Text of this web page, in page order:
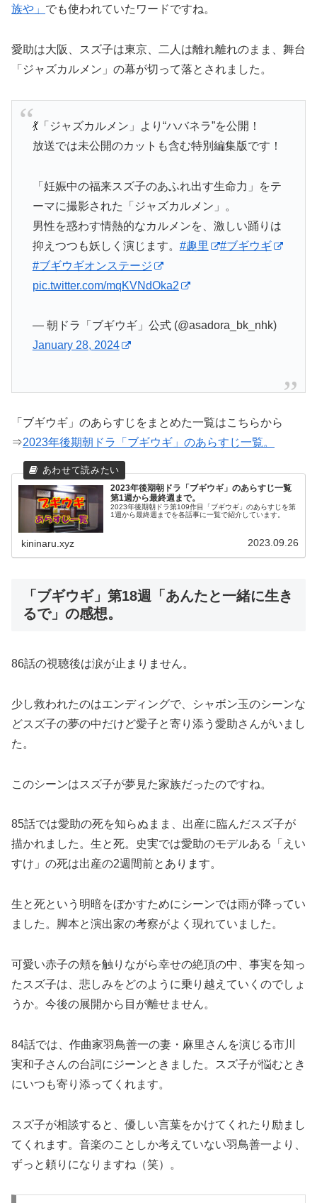
族や」 でも使われていたワードですね。
愛助は大阪、スズ子は東京、二人は離れ離れのまま、舞台
「ジャズカルメン」の幕が切って落とされました。
💃「ジャズカルメン」より“ハバネラ”を公開！
放送では未公開のカットも含む特別編集版です！
「妊娠中の福来スズ子のあふれ出す生命力」をテ
ーマに撮影された「ジャズカルメン」。
男性を惑わす情熱的なカルメンを、激しい踊りは
抑えつつも妖しく演じます。 #趣里
#ブギウギ
#ブギウギオンステージ
pic.twitter.com/mqKVNdOka2
— 朝ドラ「ブギウギ」公式 (@asadora_bk_nhk)
January 28, 2024
「ブギウギ」のあらすじをまとめた一覧はこちらから
⇒2023年後期朝ドラ「ブギウギ」のあらすじ一覧。
2023年後期朝ドラ「ブギウギ」のあらすじ一覧
第1週から最終週まで。
2023年後期朝ドラ第109作目「ブギウギ」のあらすじを第
1週から最終週までを各話事に一覧で紹介しています。
kininaru.xyz 2023.09.26
「ブギウギ」第18週「あんたと一緒に生き
るで」の感想。
86話の視聴後は涙が止まりません。
少し救われたのはエンディングで、シャボン玉のシーンな
どスズ子の夢の中だけど愛子と寄り添う愛助さんがいまし
た。
このシーンはスズ子が夢見た家族だったのですね。
85話では愛助の死を知らぬまま、出産に臨んだスズ子が
描かれました。生と死。史実では愛助のモデルある「えい
すけ」の死は出産の2週間前とあります。
生と死という明暗をぼかすためにシーンでは雨が降ってい
ました。脚本と演出家の考察がよく現れていました。
可愛い赤子の頬を触りながら幸せの絶頂の中、事実を知っ
たスズ子は、悲しみをどのように乗り越えていくのでしょ
うか。今後の展開から目が離せません。
84話では、作曲家羽鳥善一の妻・麻里さんを演じる市川
実和子さんの台詞にジーンときました。スズ子が悩むとき
にいつも寄り添ってくれます。
スズ子が相談すると、優しい言葉をかけてくれたり励まし
てくれます。音楽のことしか考えていない羽鳥善一より、
ずっと頼りになりますね（笑）。